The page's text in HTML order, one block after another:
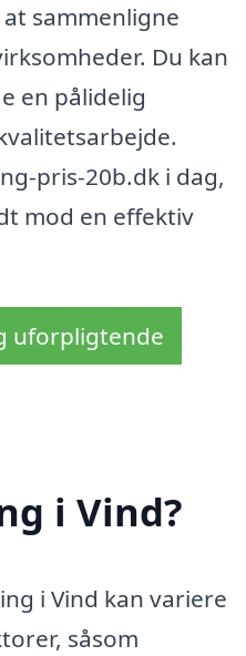
sammenligne
Du kan
en pålidelig
pris-20b.dk i dag,
mod en effektiv
uforpligtende
i Vind?
i Vind kan variere
såsom